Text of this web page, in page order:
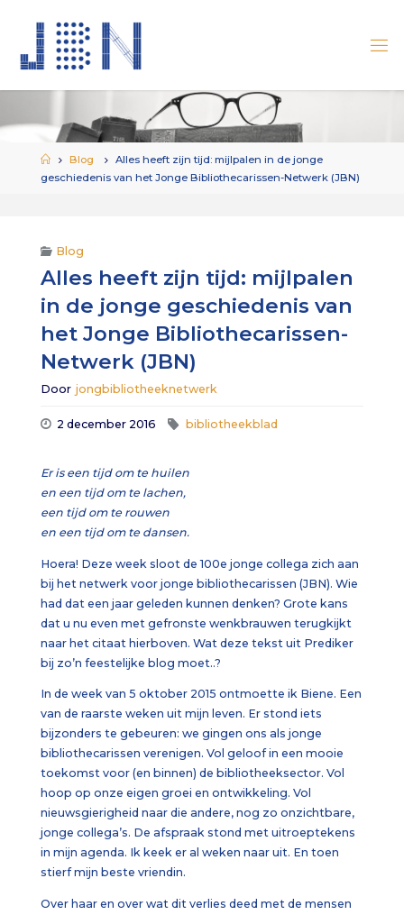
inhoud
HomeBlog
Alles heeft zijn tijd: mijlpalen in de jonge
geschiedenis van het Jonge Bibliothecarissen-Netwerk (JBN)
Blog
Alles heeft zijn tijd: mijlpalen
in de jonge geschiedenis van
het Jonge Bibliothecarissen-
Netwerk (JBN)
Door jongbibliotheeknetwerk
2 december 2016 bibliotheekblad
Er is een tijd om te huilen
en een tijd om te lachen,
een tijd om te rouwen
en een tijd om te dansen.
Hoera! Deze week sloot de 100e jonge collega zich aan
bij het netwerk voor jonge bibliothecarissen (JBN). Wie
had dat een jaar geleden kunnen denken? Grote kans
dat u nu even met gefronste wenkbrauwen terugkijkt
naar het citaat hierboven. Wat deze tekst uit Prediker
bij zo’n feestelijke blog moet..?
In de week van 5 oktober 2015 ontmoette ik Biene. Een
van de raarste weken uit mijn leven. Er stond iets
bijzonders te gebeuren: we gingen ons als jonge
bibliothecarissen verenigen. Vol geloof in een mooie
toekomst voor (en binnen) de bibliotheeksector. Vol
hoop op onze eigen groei en ontwikkeling. Vol
nieuwsgierigheid naar die andere, nog zo onzichtbare,
jonge collega’s. De afspraak stond met uitroeptekens
in mijn agenda. Ik keek er al weken naar uit. En toen
stierf mijn beste vriendin.
Over haar en over wat dit verlies deed met de mensen